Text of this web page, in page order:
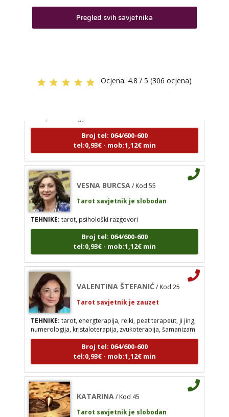
Broj tel: 064/600-600
tel:0,93€ - mob:1,12€ min
VESNA BURCSA / Kod 55
Broj tel: 064/600-600
tel:0,93€ - mob:1,12€ min
VALENTINA ŠTEFANIĆ
Tarot savjetnik je zauzet
TEHNIKE:tarot, energterapija, reiki, peat terapeut,
ji jing, numerologija, kristaloterapija, zvukoterapija,
Broj tel: 064/600-600
tel:0,93€ - mob:1,12€ min
Tarot savjetnik je slobodan
visak, tarot, sudbinske karte
Broj tel: 064/600-600
tel:0,93€ - mob:1,12€ min
Pregled svih savjetnika
Ocjena: 4.8 / 5 (306 ocjena)
tel:0,93€ - mob:1,12€ min
Tarot savjetnik je zauzet
Broj tel: 064/600-600
tel:0,93€ - mob:1,12€ min
Tarot savjetnik je slobodan
TEHNIKE:tarot, psihološki razgovori
Broj tel: 064/600-600
tel:0,93€ - mob:1,12€ min
Tarot savjetnik je zauzet
TEHNIKE: tarot, energterapija, reiki, peat terapeut, ji jing,
numerologija, kristaloterapija, zvukoterapija, šamanizam
Broj tel: 064/600-600
tel:0,93€ - mob:1,12€ min
Tarot savjetnik je slobodan